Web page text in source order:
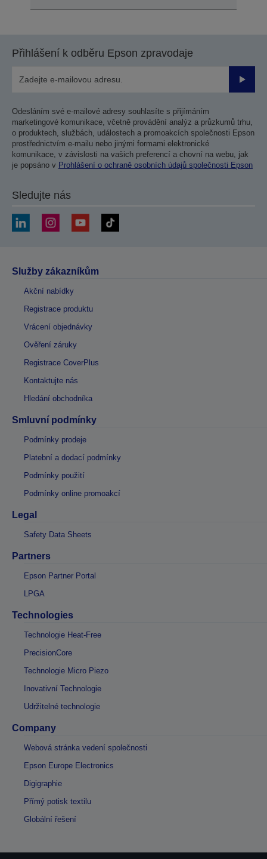
Přihlášení k odběru Epson zpravodaje
Odesláním své e-mailové adresy souhlasíte s přijímáním
marketingové komunikace, včetně provádění analýz a průzkumů trhu,
o produktech, službách, událostech a promoakcích společnosti Epson
prostřednictvím e-mailu nebo jinými formami elektronické
komunikace, v závislosti na vašich preferencí a chovní na webu, jak
je popsáno v Prohlášení o ochraně osobních údajů společnosti Epson
Sledujte nás
Služby zákazníkům
Akční nabídky
Registrace produktu
Vrácení objednávky
Ověření záruky
Registrace CoverPlus
Kontaktujte nás
Hledání obchodníka
Smluvní podmínky
Podmínky prodeje
Platební a dodací podmínky
Podmínky použití
Podmínky online promoakcí
Legal
Safety Data Sheets
Partners
Epson Partner Portal
LPGA
Technologies
Technologie Heat-Free
PrecisionCore
Technologie Micro Piezo
Inovativní Technologie
Udržitelné technologie
Company
Webová stránka vedení společnosti
Epson Europe Electronics
Digigraphie
Přímý potisk textilu
Globální řešení